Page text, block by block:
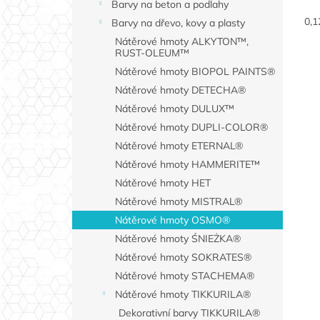
Barvy na beton a podlahy
Barvy na dřevo, kovy a plasty
Nátěrové hmoty ALKYTON™,
RUST-OLEUM™
Nátěrové hmoty BIOPOL PAINTS®
Nátěrové hmoty DETECHA®
Nátěrové hmoty DULUX™
Nátěrové hmoty DUPLI-COLOR®
Nátěrové hmoty ETERNAL®
Nátěrové hmoty HAMMERITE™
Nátěrové hmoty HET
Nátěrové hmoty MISTRAL®
Nátěrové hmoty OSMO®
Nátěrové hmoty ŚNIEŻKA®
Nátěrové hmoty SOKRATES®
Nátěrové hmoty STACHEMA®
Nátěrové hmoty TIKKURILA®
Dekorativní barvy TIKKURILA®